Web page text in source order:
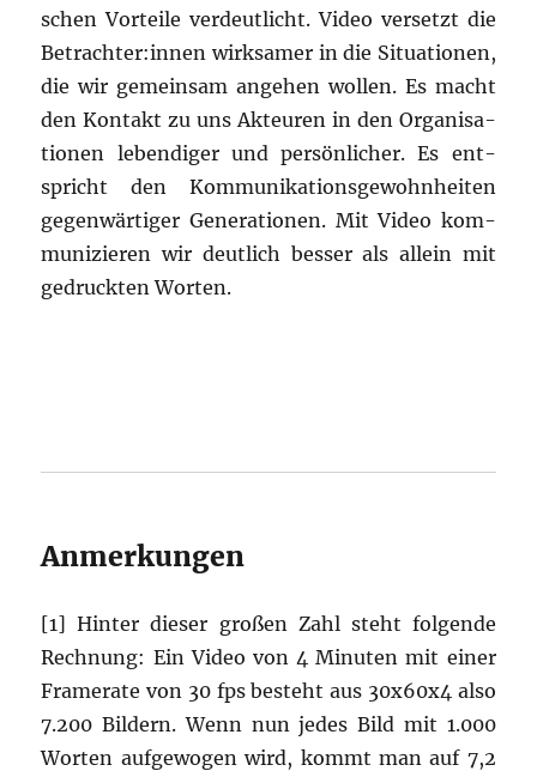
schen Vor­tei­le ver­deut­licht. Video ver­setzt die
Betrachter:innen wirk­sa­mer in die Situa­tio­nen,
die wir gemein­sam ange­hen wol­len. Es macht
den Kon­takt zu uns Akteu­ren in den Orga­ni­sa­
tio­nen leben­di­ger und per­sön­li­cher. Es ent­
spricht den Kom­mu­ni­ka­ti­ons­ge­wohn­hei­ten
gegen­wär­ti­ger Gene­ra­tio­nen. Mit Video kom­
mu­ni­zie­ren wir deut­lich bes­ser als allein mit
gedruck­ten Worten.
Anmerkungen
[1] Hin­ter die­ser gro­ßen Zahl steht fol­gen­de
Rech­nung: Ein Video von 4 Minu­ten mit einer
Frame­ra­te von 30 fps besteht aus 30x60x4 also
7.200 Bil­dern. Wenn nun jedes Bild mit 1.000
Wor­ten auf­ge­wo­gen wird, kommt man auf 7,2